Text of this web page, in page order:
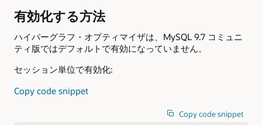
有効化する方法
ハイパーグラフ・オプティマイザは、MySQL 9.7 コミュニ
ティ版ではデフォルトで有効になっていません。
セッション単位で有効化:
Copy code snippet
Copy code snippet